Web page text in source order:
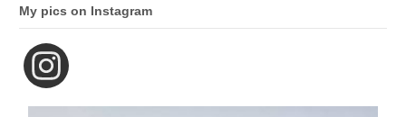
My pics on Instagram